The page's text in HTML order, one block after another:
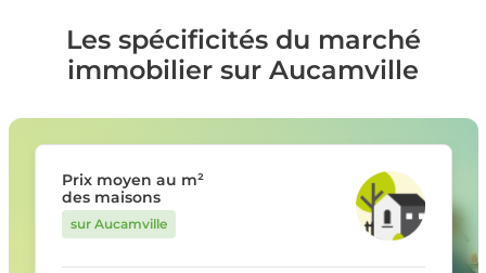
Les spécificités du marché
immobilier sur Aucamville
Prix moyen au m²
des maisons
sur Aucamville